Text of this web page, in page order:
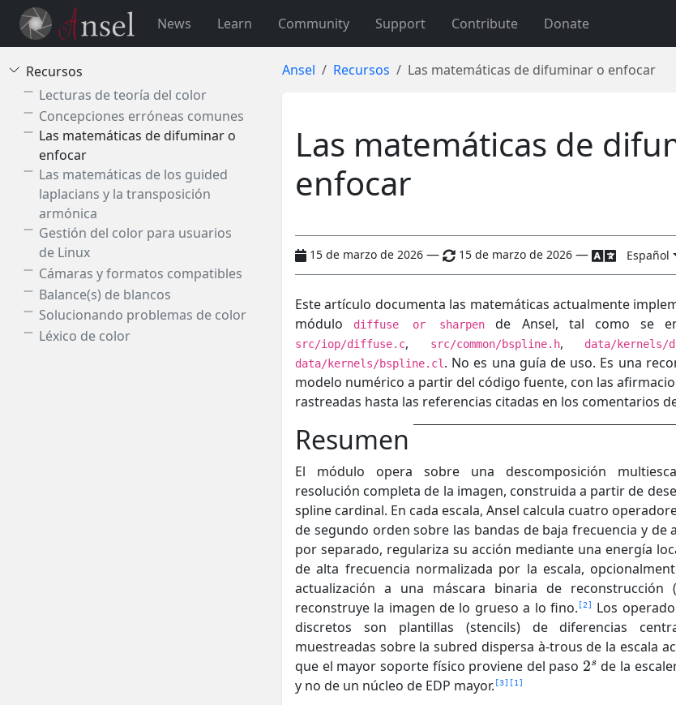
News Learn Community Support Contribute Donate
Recursos
Lecturas de teoría del color
Concepciones erróneas comunes
Las matemáticas de difuminar o
enfocar
Las matemáticas de los guided
laplacians y la transposición
armónica
Gestión del color para usuarios
de Linux
Cámaras y formatos compatibles
Balance(s) de blancos
Solucionando problemas de color
Léxico de color
Ansel Recursos Las matemáticas de difuminar o enfocar
Las matemáticas de
enfocar
15 de marzo de 2026 — 15 de marzo de 2026 — Español
Este artículo documenta las matemáticas actualmente
módulo
diffuse or sharpen de Ansel, tal como se
src/iop/diffuse.c, src/common/bspline.h, data/kernels/
data/kernels/bspline.cl . No es una guía de uso. Es una
modelo numérico a partir del código fuente, con las
rastreadas hasta las referencias citadas en los comentarios
Resumen
El módulo opera sobre una descomposición
resolución completa de la imagen, construida a partir de
spline cardinal. En cada escala, Ansel calcula cuatro
de segundo orden sobre las bandas de baja frecuencia y de
por separado, regulariza su acción mediante una energía
de alta frecuencia normalizada por la escala,
actualización a una máscara binaria de reconstrucción
reconstruye la imagen de lo grueso a lo fino.
2
Los
discretos son plantillas (stencils) de diferencias
muestreadas sobre la subred dispersa à-trous de la escala
que el mayor soporte físico proviene del paso
de la
y no de un núcleo de EDP mayor.
3 1